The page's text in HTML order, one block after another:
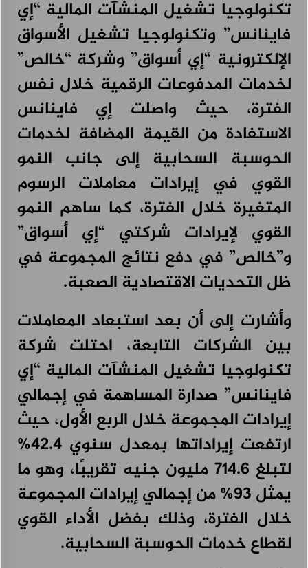
علامة CHERY تقدم دليلاً للقيادة خلال فصل الصيف،
أغسطس 3, 2026
تكنولوجيا تشغيل المنشآت المالية “إي
فاينانس” وتكنولوجيا تشغيل الأسواق
الإلكترونية “إي أسواق” وشركة “خالص”
لخدمات المدفوعات الرقمية خلال نفس
الفترة، حيث واصلت إي فاينانس
الاستفادة من القيمة المضافة لخدمات
الحوسبة السحابية إلى جانب النمو
القوي في إيرادات معاملات الرسوم
المتغيرة خلال الفترة، كما ساهم النمو
القوي لإيرادات شركتي “إي أسواق”
و”خالص” في دفع نتائج المجموعة في
ظل التحديات الاقتصادية الصعبة.
وأشارت إلى أن بعد استبعاد المعاملات
بين الشركات التابعة، احتلت شركة
تكنولوجيا تشغيل المنشآت المالية “إي
فاينانس” صدارة المساهمة في إجمالي
إيرادات المجموعة خلال الربع الأول، حيث
ارتفعت إيراداتها بمعدل سنوي 42.4%
لتبلغ 714.6 مليون جنيه تقريبًا، وهو ما
يمثل 93% من إجمالي إيرادات المجموعة
خلال الفترة، وذلك بفضل الأداء القوي
لقطاع خدمات الحوسبة السحابية.